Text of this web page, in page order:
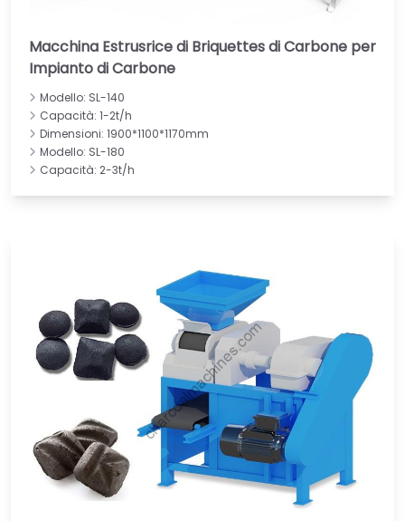
Macchina Estrusrice di Briquettes di Carbone per
Impianto di Carbone
Modello: SL-140
Capacità: 1-2t/h
Dimensioni: 1900*1100*1170mm
Modello: SL-180
Capacità: 2-3t/h